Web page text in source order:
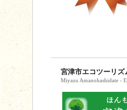
宮津市エコツーリズ
Miyazu Amanohashidate -